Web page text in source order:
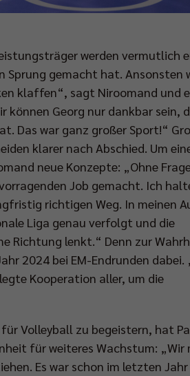
werden vermutlich
Sprung gemacht hat. Ansonsten
klaffen“, sagt Niroomand und
können Georg nur dankbar sein,
Das war ganz großer Sport!“
klarer nach Abschied. Um
neue Konzepte: „Ohne
Job gemacht. Ich
richtigen Weg. In meinen
Liga genau verfolgt und die
Richtung lenkt.“ Denn zur
2024 bei EM-Endrunden dabei.
Kooperation aller, um die
Volleyball zu begeistern, hat
für weiteres Wachstum: „Wir
Es war schon im letzten